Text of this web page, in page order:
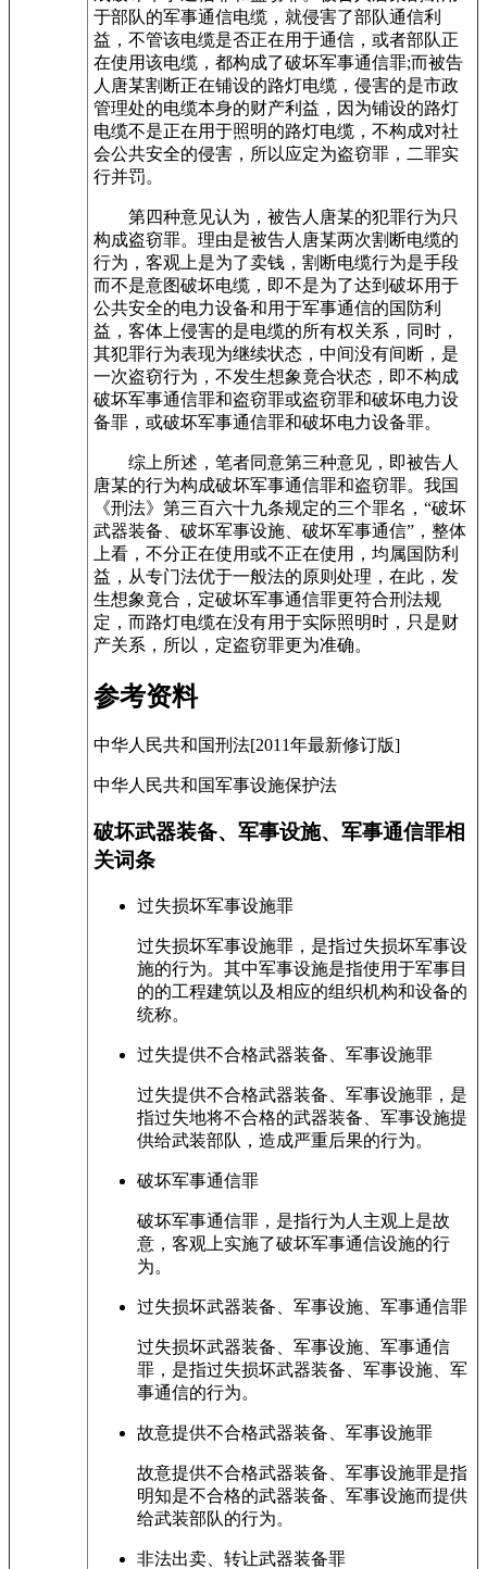
于部队的军事通信电缆，就侵害了部队通信利
益，不管该电缆是否正在用于通信，或者部队正
在使用该电缆，都构成了破坏军事通信罪;而被告
人唐某割断正在铺设的路灯电缆，侵害的是市政
管理处的电缆本身的财产利益，因为铺设的路灯
电缆不是正在用于照明的路灯电缆，不构成对社
会公共安全的侵害，所以应定为盗窃罪，二罪实
行并罚。
第四种意见认为，被告人唐某的犯罪行为只
构成盗窃罪。理由是被告人唐某两次割断电缆的
行为，客观上是为了卖钱，割断电缆行为是手段
而不是意图破坏电缆，即不是为了达到破坏用于
公共安全的电力设备和用于军事通信的国防利
益，客体上侵害的是电缆的所有权关系，同时，
其犯罪行为表现为继续状态，中间没有间断，是
一次盗窃行为，不发生想象竟合状态，即不构成
破坏军事通信罪和盗窃罪或盗窃罪和破坏电力设
备罪，或破坏军事通信罪和破坏电力设备罪。
综上所述，笔者同意第三种意见，即被告人
唐某的行为构成破坏军事通信罪和盗窃罪。我国
《刑法》第三百六十九条规定的三个罪名，“破坏
武器装备、破坏军事设施、破坏军事通信”，整体
上看，不分正在使用或不正在使用，均属国防利
益，从专门法优于一般法的原则处理，在此，发
生想象竟合，定破坏军事通信罪更符合刑法规
定，而路灯电缆在没有用于实际照明时，只是财
产关系，所以，定盗窃罪更为准确。
参考资料
中华人民共和国刑法[2011年最新修订版]
中华人民共和国军事设施保护法
破坏武器装备、军事设施、军事通信罪相
关词条
过失损坏军事设施罪
过失损坏军事设施罪，是指过失损坏军事设
施的行为。其中军事设施是指使用于军事目
的的工程建筑以及相应的组织机构和设备的
统称。
过失提供不合格武器装备、军事设施罪
过失提供不合格武器装备、军事设施罪，是
指过失地将不合格的武器装备、军事设施提
供给武装部队，造成严重后果的行为。
破坏军事通信罪
破坏军事通信罪，是指行为人主观上是故
意，客观上实施了破坏军事通信设施的行
为。
过失损坏武器装备、军事设施、军事通信罪
过失损坏武器装备、军事设施、军事通信
罪，是指过失损坏武器装备、军事设施、军
事通信的行为。
故意提供不合格武器装备、军事设施罪
故意提供不合格武器装备、军事设施罪是指
明知是不合格的武器装备、军事设施而提供
给武装部队的行为。
非法出卖、转让武器装备罪